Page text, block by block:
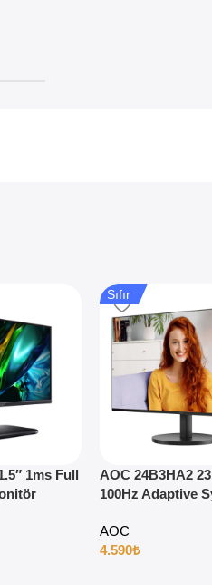
1ms Full
Sıfır
AOC 24B3HA2
100Hz Adaptive
AOC
4.590₺